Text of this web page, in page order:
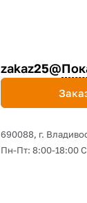
zakaz25@
690088, г.
Пн-Пт: 8:00-18:00